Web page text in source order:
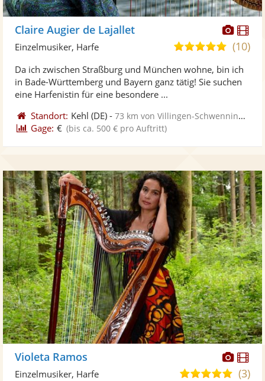
Fotos
Claire Augier de Lajallet
5,0
5
(10)
Einzelmusiker, Harfe
Da ich zwischen Straßburg und München wohne, bin ich
in Bade-Württemberg und Bayern ganz tätig! Sie suchen
eine Harfenistin für eine besondere ...
Standort: Kehl (DE) -73 km von Villingen-Schwenningen
Gage: € (bis ca. 500 € pro Auftritt)
Violeta Ramos
5,0(3)
Einzelmusiker, Harfe